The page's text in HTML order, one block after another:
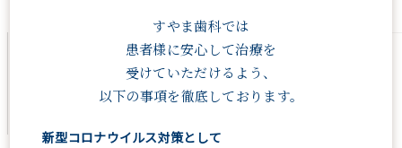
すやま歯科では
患者様に安心して治療を
受けていただけるよう、
以下の事項を徹底しております。
新型コロナウイルス対策として